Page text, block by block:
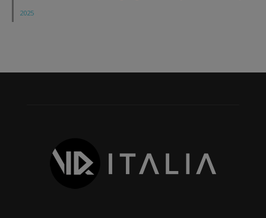
2025